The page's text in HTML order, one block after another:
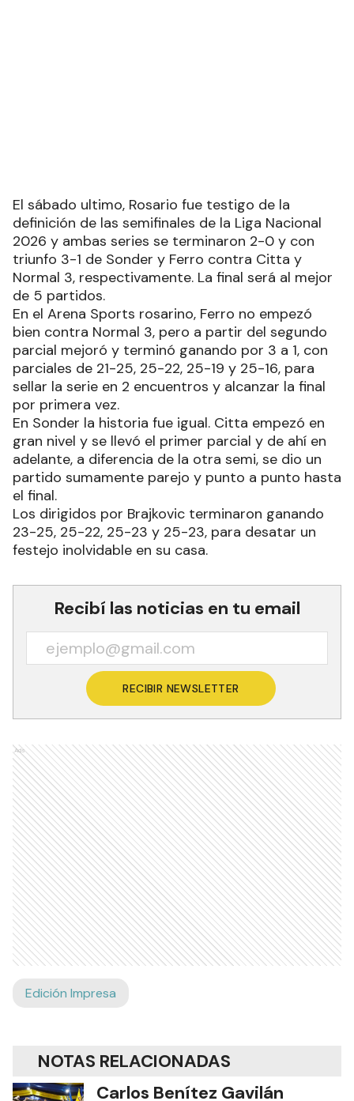
El sábado ultimo, Rosario fue testigo de la
definición de las semifinales de la Liga Nacional
2026 y ambas series se terminaron 2-0 y con
triunfo 3-1 de Sonder y Ferro contra Citta y
Normal 3, respectivamente. La final será al mejor
de 5 partidos.
En el Arena Sports rosarino, Ferro no empezó
bien contra Normal 3, pero a partir del segundo
parcial mejoró y terminó ganando por 3 a 1, con
parciales de 21-25, 25-22, 25-19 y 25-16, para
sellar la serie en 2 encuentros y alcanzar la final
por primera vez.
En Sonder la historia fue igual. Citta empezó en
gran nivel y se llevó el primer parcial y de ahí en
adelante, a diferencia de la otra semi, se dio un
partido sumamente parejo y punto a punto hasta
el final.
festejo inolvidable en su casa.
Recibí las noticias en tu email
RECIBIR NEWSLETTER
Ads
Edición Impresa